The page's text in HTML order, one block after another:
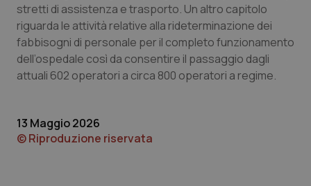
Puglia
Sardegna
Sicilia
Toscana
Malattie rare
Malattia di Crohn & Rettocolite Ulcerosa
Neuroscienze & patologie neurodegenerative
Obesità
stretti di assistenza e trasporto. Un altro capitolo
riguarda le attività relative alla rideterminazione dei
fabbisogni di personale per il completo funzionamento
dell’ospedale così da consentire il passaggio dagli
attuali 602 operatori a circa 800 operatori a regime.
13 Maggio 2026
© Riproduzione riservata